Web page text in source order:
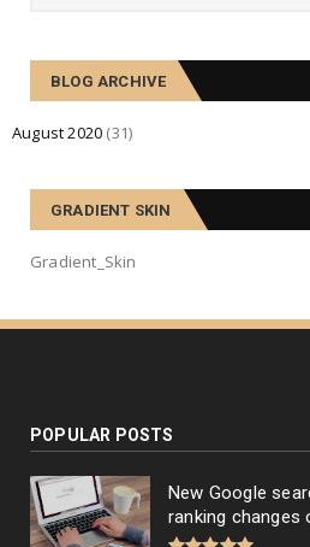
BLOG ARCHIVE
August 2020 (31)
GRADIENT SKIN
Gradient_Skin
POPULAR POSTS
New Google
ranking changes